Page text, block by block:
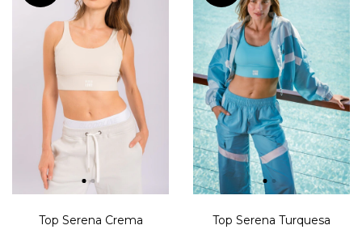
Top Serena Crema
Top Serena Turquesa